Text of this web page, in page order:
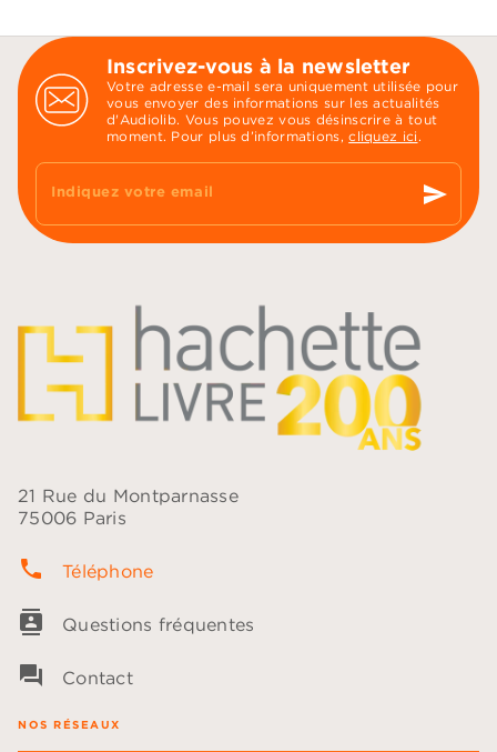
Inscrivez-vous à la newsletter
Votre adresse e-mail sera uniquement utilisée pour
vous envoyer des informations sur les actualités
d'Audiolib. Vous pouvez vous désinscrire à tout
moment. Pour plus d’informations,cliquez ici .
Indiquez votre email send
21 Rue du Montparnasse
75006 Paris
phone Téléphone
contacts Questions fréquentes
question_answer Contact
NOS RÉSEAUX